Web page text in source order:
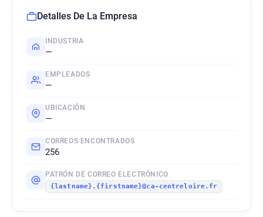
Detalles De La Empresa
INDUSTRIA
—
EMPLEADOS
—
UBICACIÓN
—
CORREOS ENCONTRADOS
256
PATRÓN DE CORREO ELECTRÓNICO
{lastname}.{firstname}@ca-centreloire.fr